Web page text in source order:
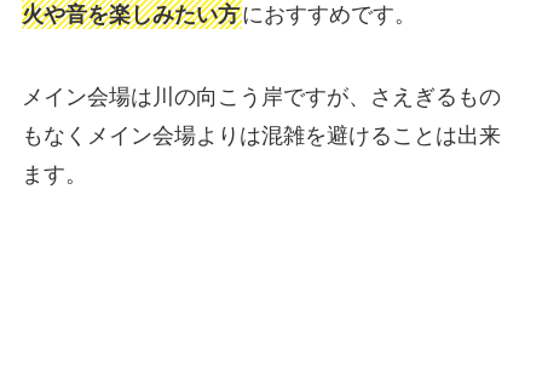
火や音を楽しみたい方におすすめです。
メイン会場は川の向こう岸ですが、さえぎるもの
もなくメイン会場よりは混雑を避けることは出来
ます。